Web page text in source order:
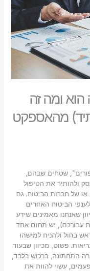
ומה זה
מהאספקט
שטחים שבהם,
ולהותיר את הטיפול
של חברות הביטוח. גם
הביטוח האחרים
שאנחנו מאמינים שידע
עבורכם), יש תחום אחד
בחול ולהניח למישהו
פשוט, מכיוון שבעוד
התחתונה, ברכוש בלבד,
עשוי להוות את